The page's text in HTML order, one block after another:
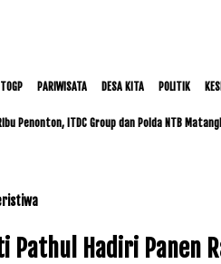
PARIWISATA DESA KITA POLITIK
Penonton, ITDC Group dan Polda NTB
Pathul Hadiri Panen